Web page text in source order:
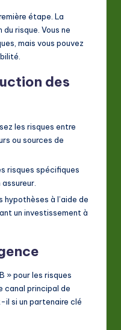
étape. La
risque. Vous ne
mais vous pouvez
des
les risques entre
ou sources de
risques spécifiques
hypothèses à l’aide de
un investissement à
» pour les risques
principal de
si un partenaire clé